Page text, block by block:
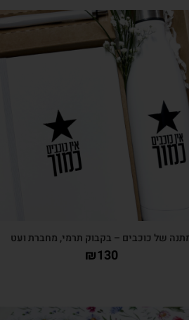
של כוכבים – בקבוק תרמי, מחברת ועט
₪130